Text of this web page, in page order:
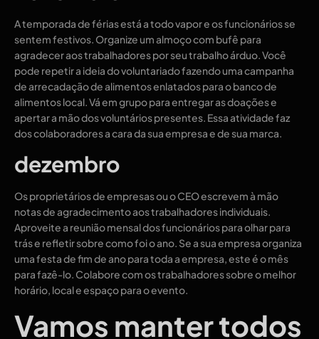
A temporada de férias está a todo vapor e os funcionários se
sentem festivos. Organize um almoço com bufê para
agradecer aos trabalhadores por seu trabalho árduo. Você
pode repetir a ideia do voluntariado fazendo uma campanha
de arrecadação de alimentos enlatados para o banco de
alimentos local. Vá em grupo para entregar as doações e
apertar a mão dos voluntários presentes. Essa atividade faz
dos colaboradores a cara da sua empresa e de sua marca.
dezembro
Os proprietários de empresas ou o CEO escrevem à mão
notas de agradecimento aos trabalhadores individuais.
Aproveite a reunião mensal dos funcionários para olhar para
trás e refletir sobre como foi o ano. Se a sua empresa organiza
uma festa de fim de ano para toda a empresa, este é o mês
para fazê-lo. Colabore com os trabalhadores sobre o melhor
horário, local e espaço para o evento.
Vamos manter todos